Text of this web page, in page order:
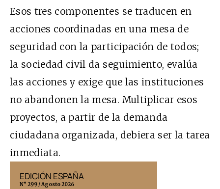
Esos tres componentes se traducen en
acciones coordinadas en una mesa de
seguridad con la participación de todos;
la sociedad civil da seguimiento, evalúa
las acciones y exige que las instituciones
no abandonen la mesa. Multiplicar esos
proyectos, a partir de la demanda
ciudadana organizada, debiera ser la tarea
inmediata.
EDICIÓN ESPAÑA
N° 299 / Agosto 2026